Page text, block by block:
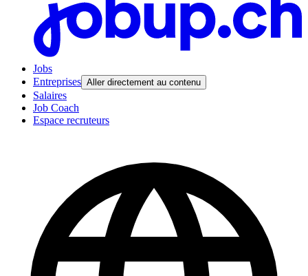
Jobs
Entreprises Aller directement au contenu
Salaires
Job Coach
Espace recruteurs